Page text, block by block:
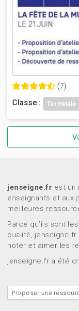
(7)
Classe :
Terminale
jenseigne.fr est un
enseignants et aux
meilleures
Parce qu’ils sont
qualité,
noter et aimer les
jenseigne.fr a été
Proposer une